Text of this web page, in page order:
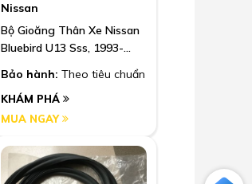
Nissan
Bộ Gioăng Thân Xe Nissan
Bluebird U13 Sss, 1993-
Bảo hành: Theo tiêu chuẩn
KHÁM PHÁ
MUA NGAY